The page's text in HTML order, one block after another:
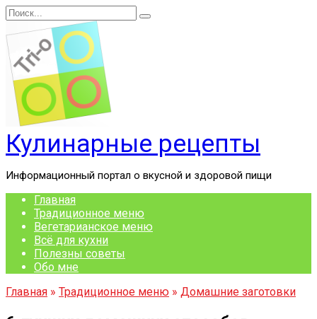
Перейти
к
содержанию
Search
for:
Кулинарные рецепты
Информационный портал о вкусной и здоровой пищи
Главная
Традиционное меню
Вегетарианское меню
Всё для кухни
Полезны советы
Обо мне
Главная » Традиционное меню » Домашние заготовки